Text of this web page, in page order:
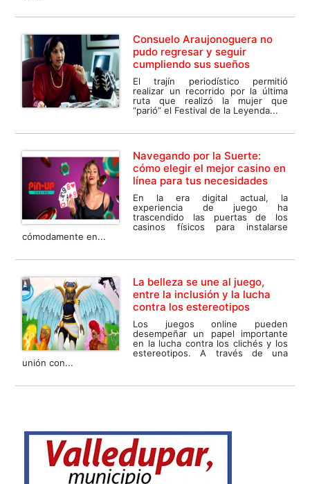
Consuelo Araujonoguera no
pudo regresar y seguir
cumpliendo sus sueños
El trajín periodístico permitió
realizar un recorrido por la última
ruta que realizó la mujer que
“parió” el Festival de la Leyenda...
Navegando por la Suerte:
cómo elegir el mejor casino en
línea para tus necesidades
En la era digital actual, la
experiencia de juego ha
trascendido las puertas de los
casinos físicos para instalarse
cómodamente en...
La belleza se une al juego,
entre la inclusión y la lucha
contra los estereotipos
Los juegos online pueden
desempeñar un papel importante
en la lucha contra los clichés y los
estereotipos. A través de una
unión con...